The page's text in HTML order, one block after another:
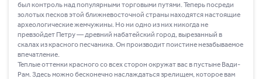
был контроль над популярными торговыми путями. Теперь посреди
золотых песков этой ближневосточной страны находятся настоящие
археологические жемчужины. Но ни одно из них никогда не
превзойдет Петру ― древний набатейский город, вырезанный в
скалах из красного песчаника. Он производит поистине незабываемое
впечатление.
Теплые оттенки красного со всех сторон окружат вас в пустыне Вади-
Рам. Здесь можно бесконечно наслаждаться зрелищем, которое вам